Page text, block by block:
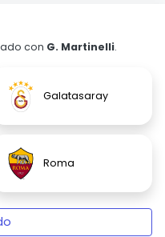
con G. Martinelli.
Galatasaray
Roma